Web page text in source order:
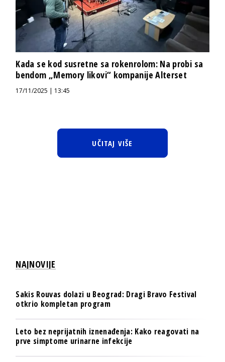
Kada se kod susretne sa rokenrolom: Na probi sa
bendom „Memory likovi“ kompanije Alterset
17/11/2025 | 13:45
UČITAJ VIŠE
NAJNOVIJE
Sakis Rouvas dolazi u Beograd: Dragi Bravo Festival
otkrio kompletan program
Leto bez neprijatnih iznenađenja: Kako reagovati na
prve simptome urinarne infekcije